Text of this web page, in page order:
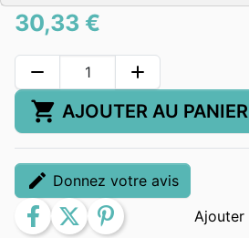
30,33 €
remove add
shopping_cart AJOUTER AU PANIER
edit Donnez votre avis
facebook twitter pinterest